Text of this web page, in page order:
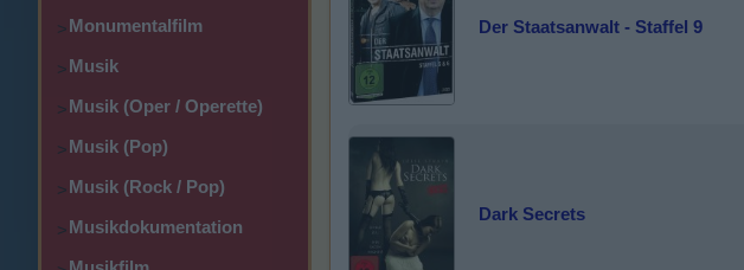
>Monumentalfilm
>Musik
>Musik (Oper / Operette)
>Musik (Pop)
>Musik (Rock / Pop)
>Musikdokumentation
Der Staatsanwalt - Staffel 9
Dark Secrets